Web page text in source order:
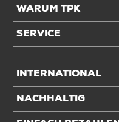
WARUM TPK
SERVICE
INTERNATIONAL
NACHHALTIG